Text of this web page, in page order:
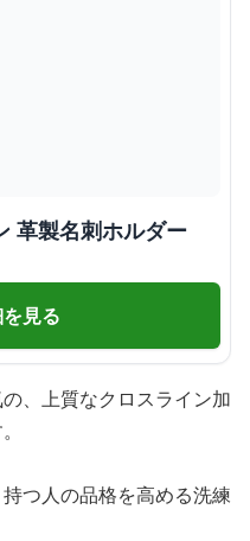
革製名刺ホルダー
見る
、上質なクロスライン加
つ人の品格を高める洗練